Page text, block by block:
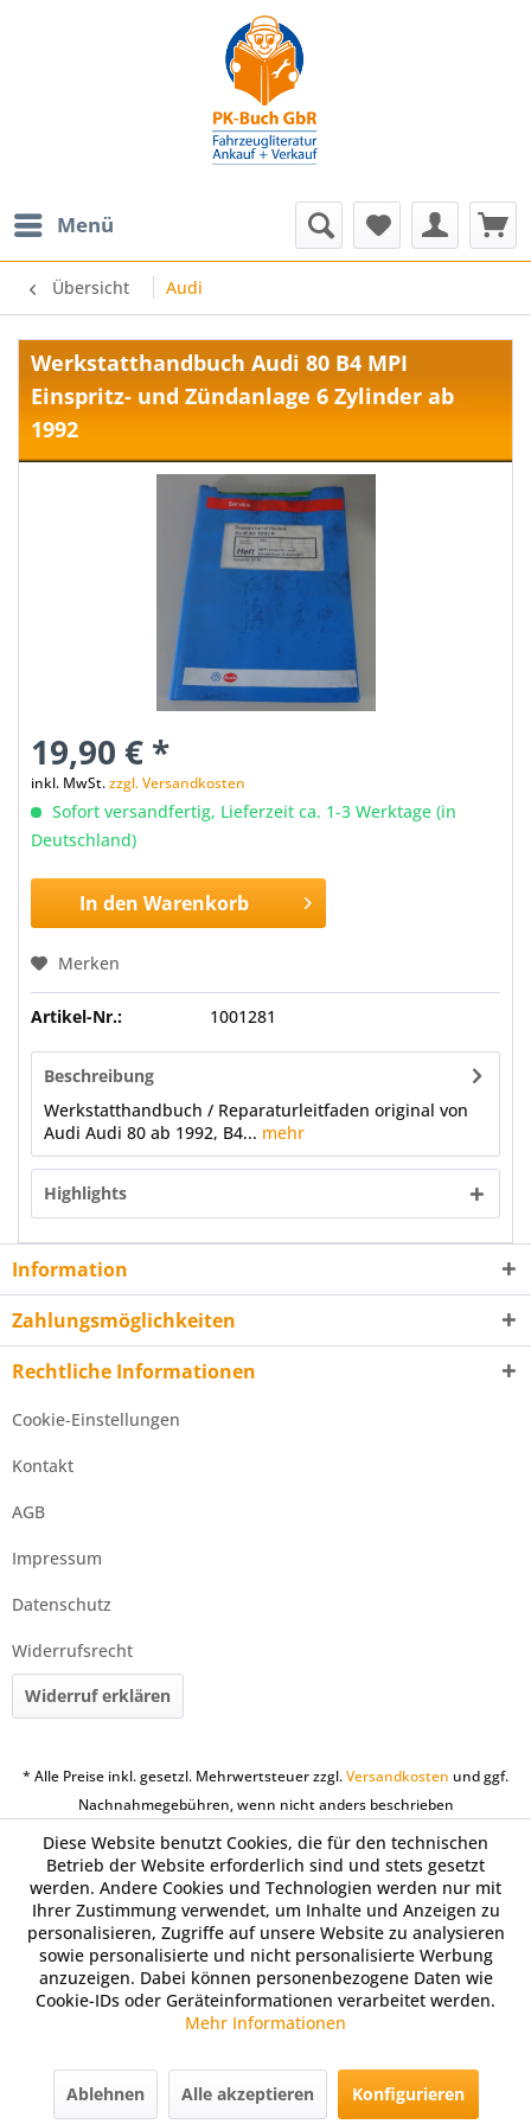
Menü
Übersicht Audi
Werkstatthandbuch Audi 80 B4 MPI
Einspritz- und Zündanlage 6 Zylinder ab
1992
19,90 € *
inkl. MwSt.zzgl. Versandkosten
Sofort versandfertig, Lieferzeit ca. 1-3 Werktage (in
Deutschland)
In den Warenkorb
Merken
Artikel-Nr.: 1001281
Beschreibung
Werkstatthandbuch / Reparaturleitfaden original von
Audi Audi 80 ab 1992, B4... mehr
Highlights
Information
Zahlungsmöglichkeiten
Rechtliche Informationen
Cookie-Einstellungen
Kontakt
AGB
Impressum
Datenschutz
Widerrufsrecht
Widerruf erklären
* Alle Preise inkl. gesetzl. Mehrwertsteuer zzgl.Versandkosten und ggf.
Nachnahmegebühren, wenn nicht anders beschrieben
Diese Website benutzt Cookies, die für den technischen
Betrieb der Website erforderlich sind und stets gesetzt
werden. Andere Cookies und Technologien werden nur mit
Ihrer Zustimmung verwendet, um Inhalte und Anzeigen zu
personalisieren, Zugriffe auf unsere Website zu analysieren
sowie personalisierte und nicht personalisierte Werbung
anzuzeigen. Dabei können personenbezogene Daten wie
Cookie-IDs oder Geräteinformationen verarbeitet werden.
Mehr Informationen
Ablehnen Alle akzeptieren Konfigurieren